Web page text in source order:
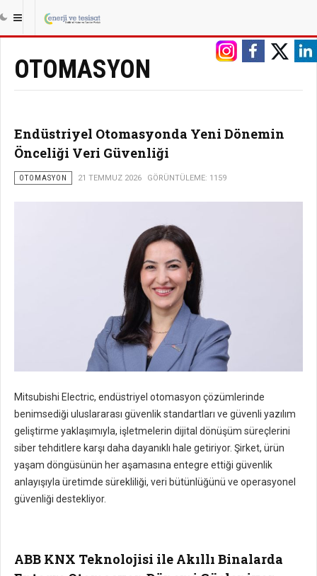
||| ANASAYFA TESISAT
OTOMASYON
Endüstriyel Otomasyonda Yeni Dönemin
Önceliği Veri Güvenliği
OTOMASYON 21 TEMMUZ 2026 GÖRÜNTÜLEME: 1159
Mitsubishi Electric, endüstriyel otomasyon çözümlerinde
benimsediği uluslararası güvenlik standartları ve güvenli yazılım
geliştirme yaklaşımıyla, işletmelerin dijital dönüşüm süreçlerini
siber tehditlere karşı daha dayanıklı hale getiriyor. Şirket, ürün
yaşam döngüsünün her aşamasına entegre ettiği güvenlik
anlayışıyla üretimde sürekliliği, veri bütünlüğünü ve operasyonel
güvenliği destekliyor.
ABB KNX Teknolojisi ile Akıllı Binalarda